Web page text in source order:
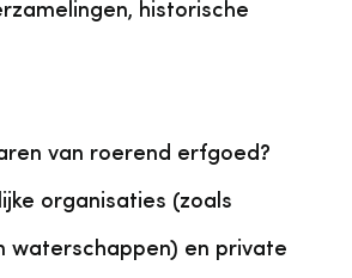
historische
van roerend erfgoed?
organisaties (zoals
waterschappen) en private